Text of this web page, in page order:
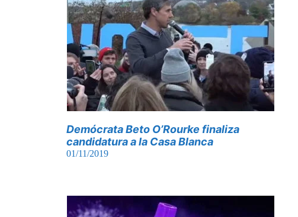
Demócrata Beto O’Rourke finaliza
candidatura a la Casa Blanca
01/11/2019